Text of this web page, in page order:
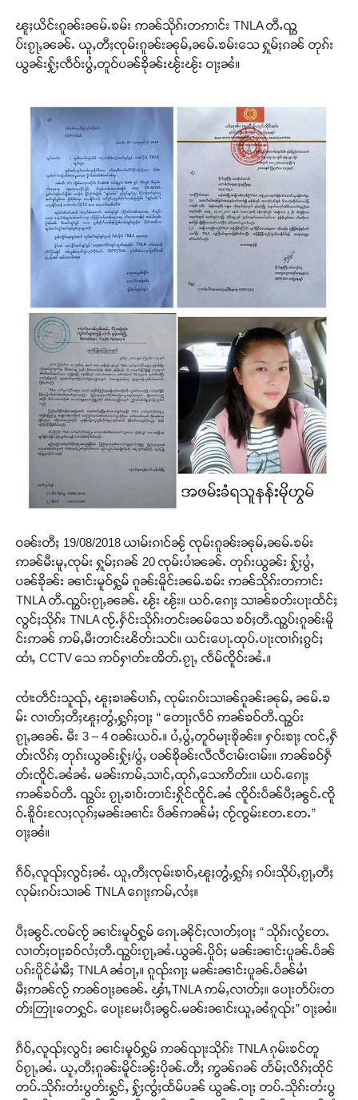
ၽူႈယိင်းၵူၼ်းၼမ်ႉၶမ်း ဢၼ်သိုၵ်းတဢၢင်း TNLA တီႉၺွ
ပ်းၵႂႃႇၼၼ်ႉ ယူႇတီႈၸုမ်းၵူၼ်းၼုမ်ႇၼမ်ႉၶမ်းသေ ႁူမ်ႈၵၼ် တုၵ်း
ယွၼ်းႁႂ်ႈၸဵဝ်းပွႆႇတူဝ်ပၼ်ၶိုၼ်းၽႂ်းၽႂ်း ဝႃႈၼႆ။
ဝၼ်းတီႈ 19/08/2018 ယၢမ်းၵၢင်ၼႂ် ၸုမ်းၵူၼ်းၼုမ်ႇၼမ်ႉၶမ်း
ဢၼ်မီးမူႇၸုမ်း ႁူမ်ႈၵၼ် 20 ၸုမ်းပၢႆၼၼ်ႉ တုၵ်းယွၼ်း ႁႂ်ႈပွႆႇ
ပၼ်ၶိုၼ်း ၼၢင်းမူဝ်ႁွမ် ၵူၼ်းမိူင်းၼမ်ႉၶမ်း ဢၼ်သိုၵ်းတဢၢင်း
TNLA တီႉၺွပ်းၵႂႃႇၼၼ်ႉ ၽႂ်း ၽႂ်း။ ယဝ်ႉၵေႃႈ သၢၼ်ၶတ်းပႃးထႅင်ႈ
လွင်ႈသိုၵ်း TNLA ၸႂ်ႉႁႅင်းသိုၵ်းတင်းၼမ်သေ ၶဝ်ႈတီႉၺွပ်းၵူၼ်းမိူ
င်းဢၼ် ဢမ်ႇမီးတၢင်းၽိတ်းသင်။ ယင်းပေႃႉထုပ်ႉပႃးၸၢၵ်ႈၵွင်ႈ
ထၢႆႇ CCTV သေ ဢဝ်ႁၢတ်ႊၻိတ်ႉၵႂႃႇ ၸဵမ်ၸိူဝ်းၼႆႉ။
ၸၢႆးတဵင်းသူၺ်ႇ ၽူႈၶၢၼ်ပၢၵ်ႇ ၸုမ်းၵပ်းသၢၼ်ၵူၼ်းၼုမ်ႇ ၼမ်ႉၶ
မ်း လၢတ်ႈတီႈၽူႈတွႆႇႁွၵ်ႈဝႃႈ “ တေႃႈလဵဝ် ဢၼ်ၶဝ်တီႉၺွပ်း
ၵႂႃႇၼၼ်ႉ မီး 3 – 4 ဝၼ်းယဝ်ႉ။ ပႆႇပွႆႇတူဝ်မႃးၶိုၼ်း။ ႁဝ်းၶႃႈ ၸင်ႇႁဵ
တ်းလိၵ်ႈ တုၵ်းယွၼ်းႁႂ်ႈ/ပွႆႇ ပၼ်ၶိုၼ်းလီလီငၢမ်းငၢမ်း။ ဢၼ်ၶဝ်ႁဵ
တ်းၸိူင်ႉၼႆၼႆႉ မၼ်းဢမ်ႇသၢင်ႇထုၵ်ႇသေဢိတ်း။ ယဝ်ႉၵေႃႈ
ဢၼ်ၶဝ်တီႉ ၺွပ်း ၵႂႃႇၶၢဝ်းတၢင်းႁိုင်ၸိူင်ႉၼႆ ၸိူဝ်းပဵၼ်ပီႈၼွင်ႉၸိူ
ဝ်ႉၶိူဝ်းလႄႈလုၵ်ႈမၼ်းၼၢင်း ပဵၼ်ဢၼ်မႆႈ ၸႂ်ၸွမ်းတႄႉတႄႉ”
ဝႃႈၼႆ။
ၵဵဝ်ႇလူၺ်ႈလွင်ႈၼႆႉ ယူႇတီႈၸုမ်းၶၢဝ်ႇၽူႈတွႆႇႁွၵ်ႈ ၵပ်းသိုပ်ႇၵႂႃႇတီႈ
လုမ်းၵပ်းသၢၼ် TNLA ၵေႃႈဢမ်ႇလႆႈ။
ပီႈၼွင်ႉၸမ်ၸႂ် ၼၢင်းမူဝ်ႁွမ် ၵေႃႉၼိုင်ႈလၢတ်ႈဝႃႈ “ သိုၵ်းလွႆတႄႉ
လၢတ်ႈဝႃႈၶဝ်လႆႈတီႉၺွပ်းၵႂႃႇၼႆႉယွၼ်ႉပိူဝ်ႈ မၼ်းၼၢင်းပူၼ်ႉပႅၼ်
ပၵ်းပိူင်မၢႆမီႈ TNLA ၼႆဝႃႇ။ ၵူၺ်းၵႃႈ မၼ်းၼၢင်းပူၼ်ႉပႅၼ်မၢႆ
မီႈဢၼ်လႂ် ဢၼ်ဝႃႈၼၼ်ႉ ၾၢႆႇTNLA ဢမ်ႇလၢတ်ႈ။ ပေႃးတႅပ်းတ
တ်းတြႃးတေႁွင်ႉ ပေႃႈမႄႈပီႈၼွင်ႉမၼ်းၼၢင်းယူႇၼႆၵူၺ်း” ဝႃႈၼႆ။
ၵဵဝ်ႇလူၺ်ႈလွင်ႈ ၼၢင်းမူဝ်ႁွမ် ဢၼ်ၺႃးသိုၵ်း TNLA ၵုမ်းၶင်တူ
ဝ်ၵႂႃႇၼႆႉ ယူႇတီႈၵူၼ်းမိူင်းၼႂ်းပိုၼ်ႉတီႈ ဢွၼ်ၵၼ် တႅမ်ႈလိၵ်ႈထိုင်
တပ်ႉသိုၵ်းတႆးပွတ်းႁွင်ႇ ႁႂ်ႈၸွႆႈထႅမ်ပၼ် ယွၼ်ႉဝႃႈ တပ်ႉသိုၵ်းတႆးပွ